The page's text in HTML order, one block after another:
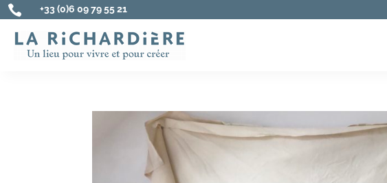
 +33 (0)6 09 79 55 21